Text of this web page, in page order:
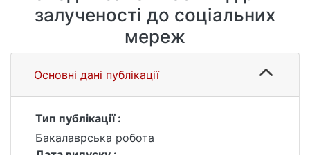
залученості до соціальних
мереж
Основні дані публікації
Тип публікації :
Бакалаврська робота